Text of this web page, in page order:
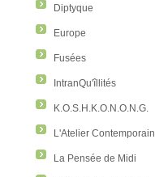
Diptyque
Europe
Fusées
IntranQu'îllités
K.O.S.H.K.O.N.O.N.G.
L'Atelier Contemporain
La Pensée de Midi